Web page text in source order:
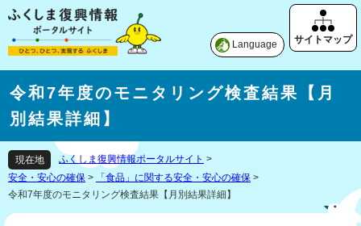
Language
令和7年度のモニタリング検査結果【月
別結果詳細】
現在地 ふくしま復興情報ポータルサイト >
安全・安心の確保 > 「食品」に関する安全・安心の確保 >
令和7年度のモニタリング検査結果【月別結果詳細】